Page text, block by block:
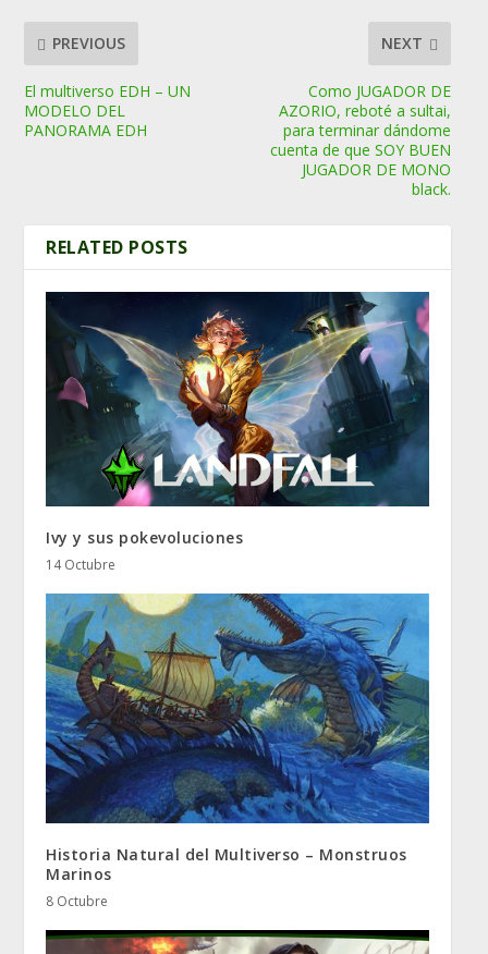
PREVIOUS
El multiverso EDH – UN
MODELO DEL
PANORAMA EDH
NEXT
Como JUGADOR DE
AZORIO, reboté a sultai,
para terminar dándome
cuenta de que SOY BUEN
JUGADOR DE MONO
black.
RELATED POSTS
Ivy y sus pokevoluciones
14 Octubre
Historia Natural del Multiverso – Monstruos
Marinos
8 Octubre